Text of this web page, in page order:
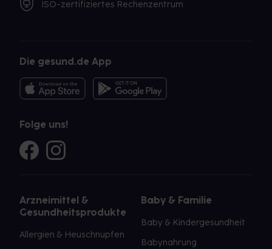
ISO-zertifiziertes Rechenzentrum
Die gesund.de App
Folge uns!
Arzneimittel &
Gesundheitsprodukte
Allergien & Heuschnupfen
Baby & Familie
Baby & Kindergesundheit
Babynahrung